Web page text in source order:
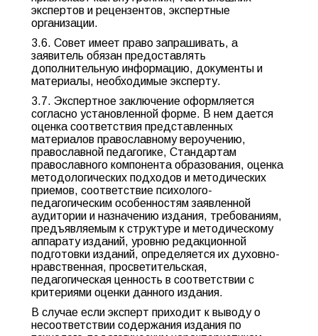
экспертов и рецензентов, экспертные
организации.
3.6. Совет имеет право запрашивать, а
заявитель обязан предоставлять
дополнительную информацию, документы и
материалы, необходимые эксперту.
3.7. Экспертное заключение оформляется
согласно установленной форме. В нем дается
оценка соответствия представленных
материалов православному вероучению,
православной педагогике, Стандартам
православного компонента образования, оценка
методологических подходов и методических
приемов, соответствие психолого-
педагогическим особенностям заявленной
аудитории и назначению издания, требованиям,
предъявляемым к структуре и методическому
аппарату изданий, уровню редакционной
подготовки изданий, определяется их духовно-
нравственная, просветительская,
педагогическая ценность в соответствии с
критериями оценки данного издания.
В случае если эксперт приходит к выводу о
несоответствии содержания издания по